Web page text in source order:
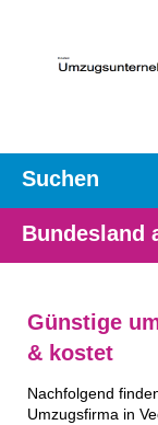
Suchen
Bundesland
Günstige
& kostet
Nachfolgend
Umzugsfirma in